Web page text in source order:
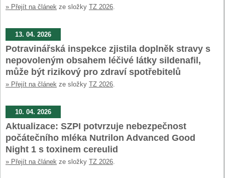
» Přejít na článek ze složky TZ 2026
13. 04. 2026
Potravinářská inspekce zjistila doplněk stravy s
nepovoleným obsahem léčivé látky sildenafil,
může být rizikový pro zdraví spotřebitelů
» Přejít na článek ze složky TZ 2026
10. 04. 2026
Aktualizace: SZPI potvrzuje nebezpečnost
počátečního mléka Nutrilon Advanced Good
Night 1 s toxinem cereulid
» Přejít na článek ze složky TZ 2026